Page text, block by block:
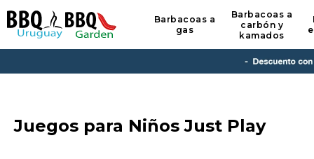
Barbacoas a
gas
Barbacoas a
carbón y
kamados
Juegos para Niños Just Play